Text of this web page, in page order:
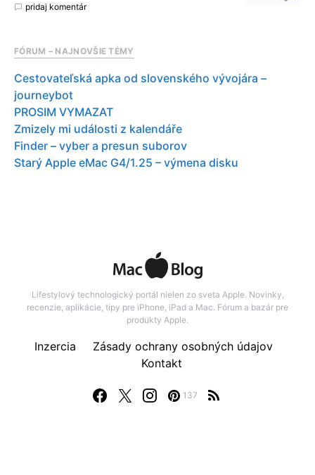
pridaj komentár
FÓRUM – NAJNOVŠIE TÉMY
Cestovateľská apka od slovenského vývojára –
journeybot
PROSIM VYMAZAT
Zmizely mi události z kalendáře
Finder – vyber a presun suborov
Starý Apple eMac G4/1.25 – výmena disku
Lifestylový technologický portál nielen zo sveta Apple. Novinky,
recenzie, aplikácie, tipy pre iPhone, iPad a Mac. Fórum a bazár pre
produkty Apple.
137
Inzercia
Zásady ochrany osobných údajov
Kontakt